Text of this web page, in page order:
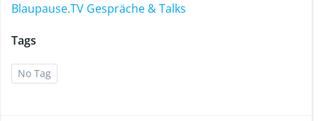
Blaupause.TV Gespräche & Talks
Tags
No Tag